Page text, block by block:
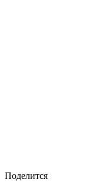
Поделится